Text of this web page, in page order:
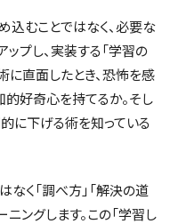
込むことではなく、必要な
プし、実装する「学習の
に直面したとき、恐怖を感
的好奇心を持てるか。そし
に下げる術を知っている
なく「調べ方」「解決の道
ングします。この「学習し